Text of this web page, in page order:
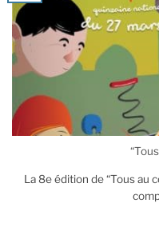
La 8e édition de “Tous au